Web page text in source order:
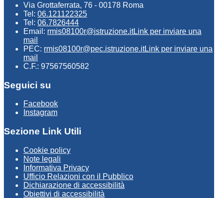
Via Grottaferrata, 76 - 00178 Roma
Tel: 06.121122325
Tel: 06.7826444
Email: rmis08100r@istruzione.itLink per inviare una
mail
PEC: rmis08100r@pec.istruzione.itLink per inviare una
mail
C.F.: 97567560582
Seguici su
Facebook
Instagram
Sezione Link Utili
Cookie policy
Note legali
Informativa Privacy
Ufficio Relazioni con il Pubblico
Dichiarazione di accessibilità
Obiettivi di accessibilità